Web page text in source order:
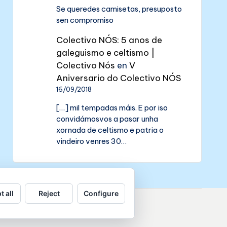
Se queredes camisetas, presuposto
sen compromiso
Colectivo NÓS: 5 anos de
galeguismo e celtismo |
Colectivo Nós enV
Aniversario do Colectivo NÓS
16/09/2018
[…] mil tempadas máis. E por iso
convidámosvos a pasar unha
xornada de celtismo e patria o
vindeiro venres 30…
all Reject Configure